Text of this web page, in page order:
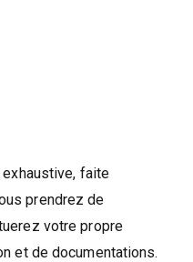
faite
prendrez de
votre propre
et de documentations.